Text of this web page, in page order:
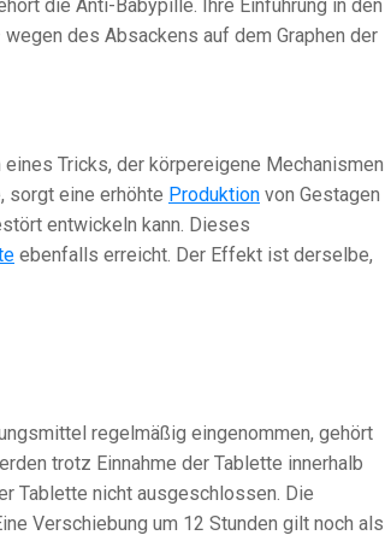
die Anti-Babypille. Ihre Einführung in den
des Absackens auf dem Graphen der
Tricks, der körpereigene Mechanismen
sorgt eine erhöhte Produktion von Gestagen
entwickeln kann. Dieses
ebenfalls erreicht. Der Effekt ist derselbe,
regelmäßig eingenommen, gehört
trotz Einnahme der Tablette innerhalb
Tablette nicht ausgeschlossen. Die
Verschiebung um 12 Stunden gilt noch als